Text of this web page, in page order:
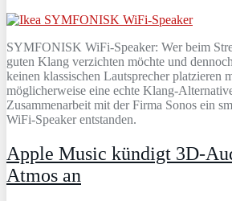
SYMFONISK WiFi-Speaker: Wer beim
guten Klang verzichten möchte und
keinen klassischen Lautsprecher platzieren
möglicherweise eine echte Klang-
Zusammenarbeit mit der Firma Sonos ein
WiFi-Speaker entstanden.
Apple Music kündigt 3D-
Atmos an